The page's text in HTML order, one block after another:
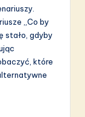
„Co by
stało, gdyby
które